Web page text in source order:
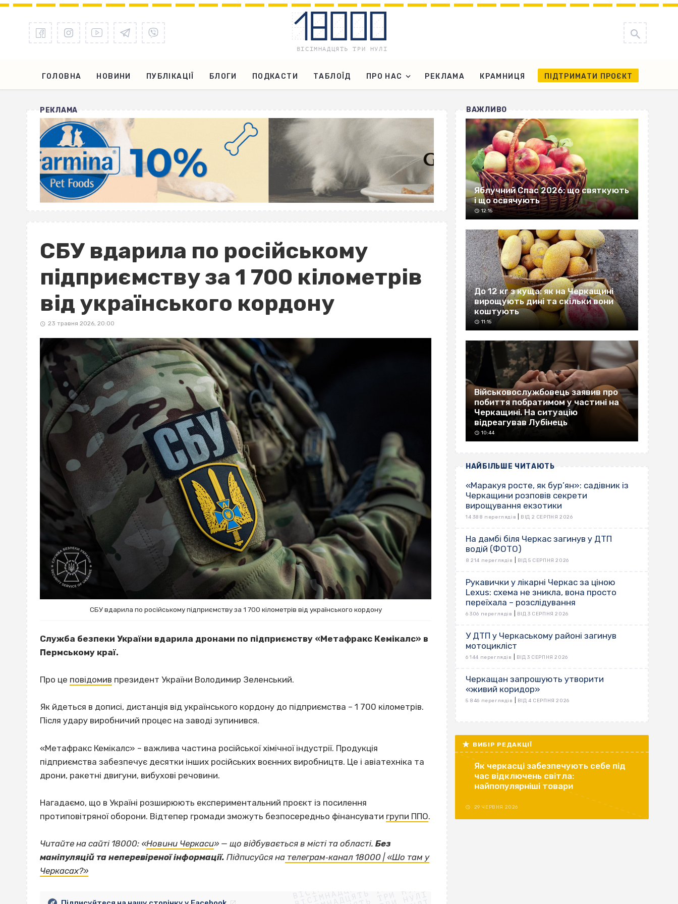
ГОЛОВНА НОВИНИ ПУБЛІКАЦІЇ БЛОГИ ПОДКАСТИ ТАБЛОЇД ПРО НАС РЕКЛАМА КРАМНИЦЯ ПІДТРИМАТИ ПРОЄКТ
РЕКЛАМА
СБУ вдарила по російському
підприємству за 1 700 кілометрів
від українського кордону
23 травня 2026, 20:00
СБУ вдарила по російському підприємству за 1 700 кілометрів від українського кордону
Служба безпеки України вдарила дронами по підприємству «Метафракс Кемікалс» в
Пермському краї.
Про це повідомив президент України Володимир Зеленський.
Як йдеться в дописі, дистанція від українського кордону до підприємства – 1 700 кілометрів.
Після удару виробничий процес на заводі зупинився.
«Метафракс Кемікалс» – важлива частина російської хімічної індустрії. Продукція
підприємства забезпечує десятки інших російських воєнних виробництв. Це і авіатехніка та
дрони, ракетні двигуни, вибухові речовини.
Нагадаємо, що в Україні розширюють експериментальний проєкт із посилення
протиповітряної оборони. Відтепер громади зможуть безпосередньо фінансувати групи ППО.
Читайте на сайті 18000: «Новини Черкаси» — що відбувається в місті та області. Без
маніпуляцій та неперевіреної інформації. Підписуйся на телеграм‐канал 18000 | «Шо там у
Черкасах?»
ВІСІМНАДЦЯТЬ ТРИ НУЛІ
ВІСІМНАДЦЯТЬ ТРИ НУЛІ
ВІСІМНАДЦЯТЬ ТРИ НУЛІ
ВАЖЛИВО
Яблучний Спас 2026: що святкують
і що освячують
12:15
До 12 кг з куща: як на Черкащині
вирощують дині та скільки вони
коштують
11:15
Військовослужбовець заявив про
побиття побратимом у частині на
Черкащині. На ситуацію
відреагував Лубінець
10:44
НАЙБІЛЬШЕ ЧИТАЮТЬ
«Маракуя росте, як бур’ян»: садівник із
Черкащини розповів секрети
вирощування екзотики
14 388 переглядів ВІД 2 СЕРПНЯ 2026
На дамбі біля Черкас загинув у ДТП
водій (ФОТО)
8 214 переглядів ВІД 5 СЕРПНЯ 2026
Рукавички у лікарні Черкас за ціною
Lexus: схема не зникла, вона просто
переїхала – розслідування
6 306 переглядів ВІД 3 СЕРПНЯ 2026
У ДТП у Черкаському районі загинув
мотоцикліст
6 144 переглядів ВІД 3 СЕРПНЯ 2026
Черкащан запрошують утворити
«живий коридор»
5 846 переглядів ВІД 4 СЕРПНЯ 2026
ВИБІР РЕДАКЦІЇ
Як черкасці забезпечують себе під
час відключень світла:
найпопулярніші товари
29 ЧЕРВНЯ 2026